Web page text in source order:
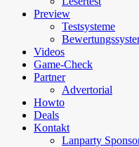
Preview
Testsysteme
Videos
Game-Check
Partner
Advertorial
Howto
Deals
Kontakt
Lanparty